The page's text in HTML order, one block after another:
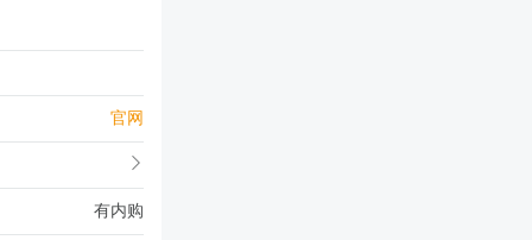
官网
有内购